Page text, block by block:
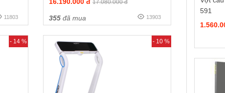
11803
17.080.000 đ
355đã mua 13903
- 14 % - 10 %
591